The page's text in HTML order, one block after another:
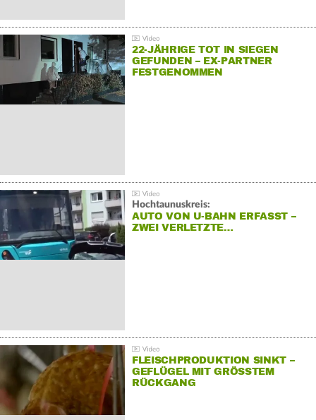
22-JÄHRIGE TOT IN SIEGEN
GEFUNDEN – EX-PARTNER
FESTGENOMMEN
Hochtaunuskreis:
AUTO VON U-BAHN ERFASST –
ZWEI VERLETZTE…
FLEISCHPRODUKTION SINKT –
GEFLÜGEL MIT GRÖSSTEM R
ÜCKGANG